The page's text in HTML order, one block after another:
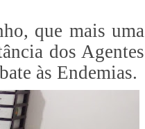
que mais uma
dos Agentes
às Endemias.